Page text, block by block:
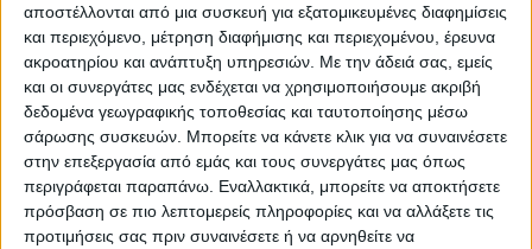
αποστέλλονται από μια συσκευή για εξατομικευμένες διαφημίσεις
και περιεχόμενο, μέτρηση διαφήμισης και περιεχομένου, έρευνα
ακροατηρίου και ανάπτυξη υπηρεσιών. Με την άδειά σας, εμείς
και οι συνεργάτες μας ενδέχεται να χρησιμοποιήσουμε ακριβή
δεδομένα γεωγραφικής τοποθεσίας και ταυτοποίησης μέσω
σάρωσης συσκευών. Μπορείτε να κάνετε κλικ για να συναινέσετε
στην επεξεργασία από εμάς και τους συνεργάτες μας όπως
περιγράφεται παραπάνω. Εναλλακτικά, μπορείτε να αποκτήσετε
πρόσβαση σε πιο λεπτομερείς πληροφορίες και να αλλάξετε τις
προτιμήσεις σας πριν συναινέσετε ή να αρνηθείτε να